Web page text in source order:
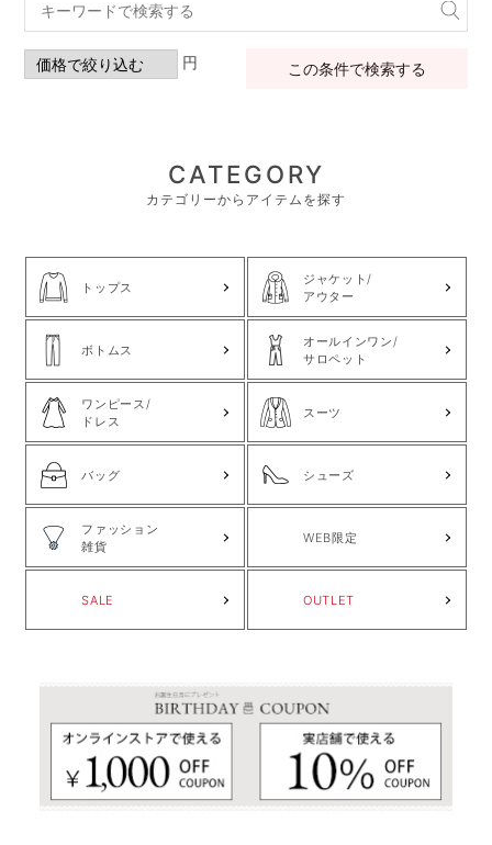
円 この条件で検索する
CATEGORY
カテゴリーからアイテムを探す
トップス
ジャケット/
アウター
ボトムス
オールインワン/
サロペット
ワンピース/
ドレス
スーツ
バッグ シューズ
ファッション
雑貨
WEB限定
SALE OUTLET